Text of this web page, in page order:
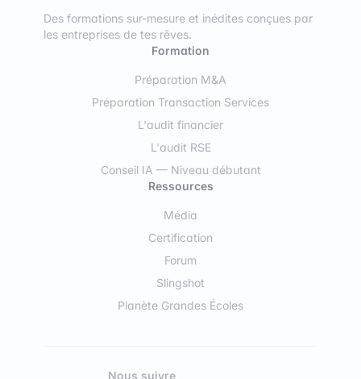
Des formations sur-mesure et inédites conçues par
les entreprises de tes rêves.
Formation
Préparation M&A
Préparation Transaction Services
L'audit financier
L'audit RSE
Conseil IA — Niveau débutant
Ressources
Média
Certification
Forum
Slingshot
Planète Grandes Écoles
Nous suivre